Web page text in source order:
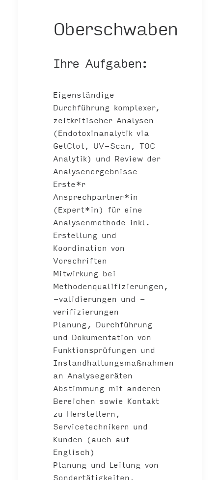
Oberschwaben
Ihre Aufgaben:
Eigenständige
Durchführung komplexer,
zeitkritischer Analysen
(Endotoxinanalytik via
GelClot, UV-Scan, TOC
Analytik) und Review der
Analysenergebnisse
Erste*r
Ansprechpartner*in
(Expert*in) für eine
Analysenmethode inkl.
Erstellung und
Koordination von
Vorschriften
Mitwirkung bei
Methodenqualifizierungen,
-validierungen und -
verifizierungen
Planung, Durchführung
und Dokumentation von
Funktionsprüfungen und
Instandhaltungsmaßnahmen
an Analysegeräten
Abstimmung mit anderen
Bereichen sowie Kontakt
zu Herstellern,
Servicetechnikern und
Kunden (auch auf
Englisch)
Planung und Leitung von
Sondertätigkeiten,